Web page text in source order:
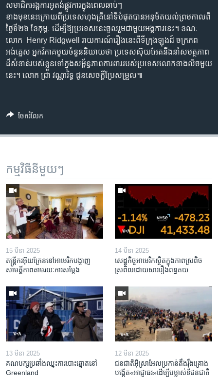
ទំព័រ​
ស្វែង​
រក
សមាជិក​អង្គការ​អូតង់​ផ្លូវ​ការ​ក្នុង​ពេល​ឆាប់ៗ​
ខាង​មុខ​នេះ​ក្រោយ​​ពី​ប្រទេស​ហុងគ្រី​​នៅ​ទី​បំផុត​បាន​អនុម័ត​យល់ព្រម​កាល​ពី​
ថ្ងៃ​ទី​២៦​ ខែ​កុម្ភៈ​ ដើម្បី​ឱ្យ​​ប្រទេស​នេះ​ចូលរួម​ជាមួយ​អង្គការ​នេះ។​ ​ខណៈ​
លោក ​ Henry Ridgwell ​រាយ​ការណ៍​រឿង​នេះ​ពី​ទីក្រុង​ឡុងដ៍ ​ចក្រភព​
អង់គ្លេស​ អ្នក​វិភាគ​មួយ​ចំនួន​​និយាយ​ថា​ ប្រទេស​ស៊ុយអែត​នឹង​នាំ​សមត្ថ​ភាព​
ដ៏​សំខាន់​របស់​ខ្លួន​ទៅ​ក្នុង​​សម្ព័ន្ធ​ភាព​ការពារ​​​របស់​​ប្រទេស​​លោក​ខាងលិច​មួយ​
នេះ។​ លោក ជ្រា វណ្ណារិទ្ធ​ ជូន​សេចក្តី​ប្រែ​សម្រួល៕
ចែករំលែក
កម្មវិធី​នីមួយៗ
15 មីនា 2025
តន្ត្រីករ​អ៊ុយក្រែន​នៅ​អាមេរិក​បង្ហាញ​
សាមគ្គីភាព​តាម​រយៈ​ការសម្តែង
14 មីនា 2025
សេដ្ឋកិច្ច​អាមេរិក​ស្ថិត​ក្នុង​ភាពស្រពិច
ស្រពិល​ដោយសារ​រឿង​ពន្ធគយ
13 មីនា 2025
គណបក្ស​ប្រឆាំង​ឈ្នះ​ការបោះឆ្នោត​នៅ
Greenland
12 មីនា 2025
ជនជាតិ​អ៊ីស្រាអែល​ប្រកាន់​តឹងរ៉ឹង​គ្រោង​
បង្កើត​«អាជ្ញាធរ‍»​ដើម្បី​បម្លាស់​ទី​ជនជាតិ​